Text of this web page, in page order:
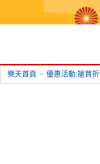
樂天首頁 > 優惠活動:搶買